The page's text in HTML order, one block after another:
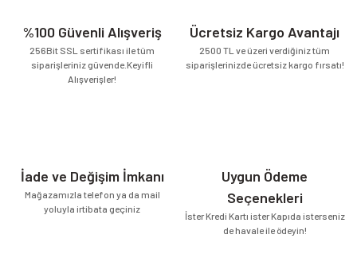
%100 Güvenli Alışveriş
256Bit SSL sertifikası ile tüm
siparişleriniz güvende.Keyifli
Alışverişler!
Ücretsiz Kargo Avantajı
2500 TL ve üzeri verdiğiniz tüm
siparişlerinizde ücretsiz kargo fırsatı!
İade ve Değişim İmkanı
Mağazamızla telefon ya da mail
yoluyla irtibata geçiniz
Uygun Ödeme
Seçenekleri
İster Kredi Kartı ister Kapıda isterseniz
de havale ile ödeyin!